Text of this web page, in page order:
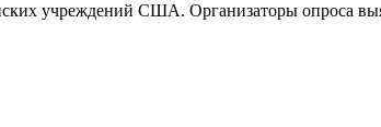
учреждений США. Организаторы опроса